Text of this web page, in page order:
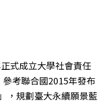
式成立大學社會責任
考聯合國2015年發布
，規劃臺大永續願景藍